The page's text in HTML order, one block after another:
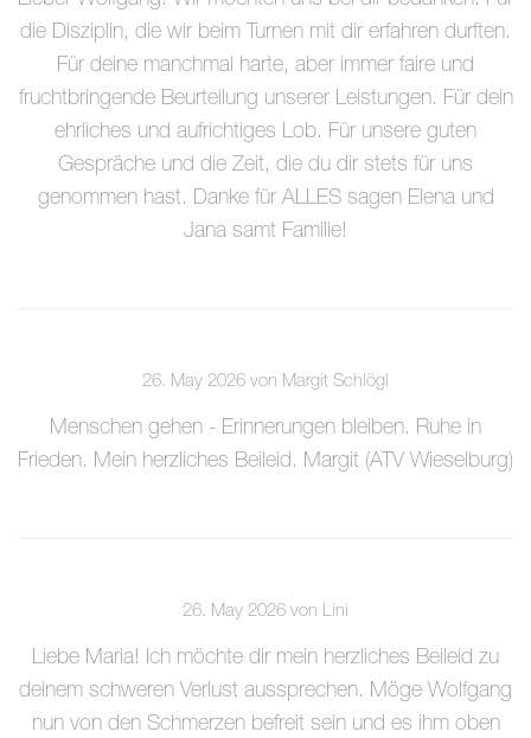
die Disziplin, die wir beim Turnen mit dir erfahren durften.
Für deine manchmal harte, aber immer faire und
fruchtbringende Beurteilung unserer Leistungen. Für dein
ehrliches und aufrichtiges Lob. Für unsere guten
Gespräche und die Zeit, die du dir stets für uns
genommen hast. Danke für ALLES sagen Elena und
Jana samt Familie!
26. May 2026 von Margit Schlögl
Menschen gehen - Erinnerungen bleiben. Ruhe in
Frieden. Mein herzliches Beileid. Margit (ATV Wieselburg)
26. May 2026 von Lini
Liebe Maria! Ich möchte dir mein herzliches Beileid zu
deinem schweren Verlust aussprechen. Möge Wolfgang
nun von den Schmerzen befreit sein und es ihm oben